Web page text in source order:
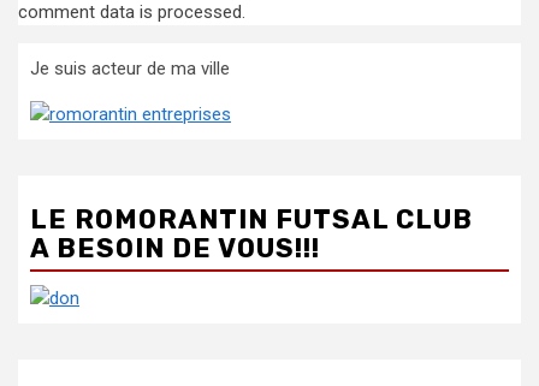
comment data is processed.
Je suis acteur de ma ville
LE ROMORANTIN FUTSAL CLUB
A BESOIN DE VOUS!!!